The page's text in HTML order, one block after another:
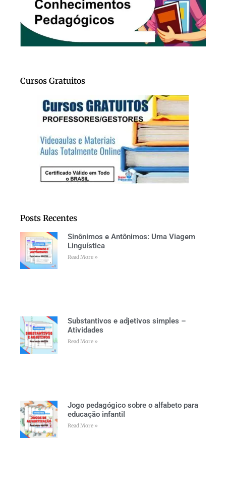
Cursos Gratuitos
Posts Recentes
Sinônimos e Antônimos: Uma Viagem
Linguística
Read More »
Substantivos e adjetivos simples –
Atividades
Read More »
Jogo pedagógico sobre o alfabeto para
educação infantil
Read More »